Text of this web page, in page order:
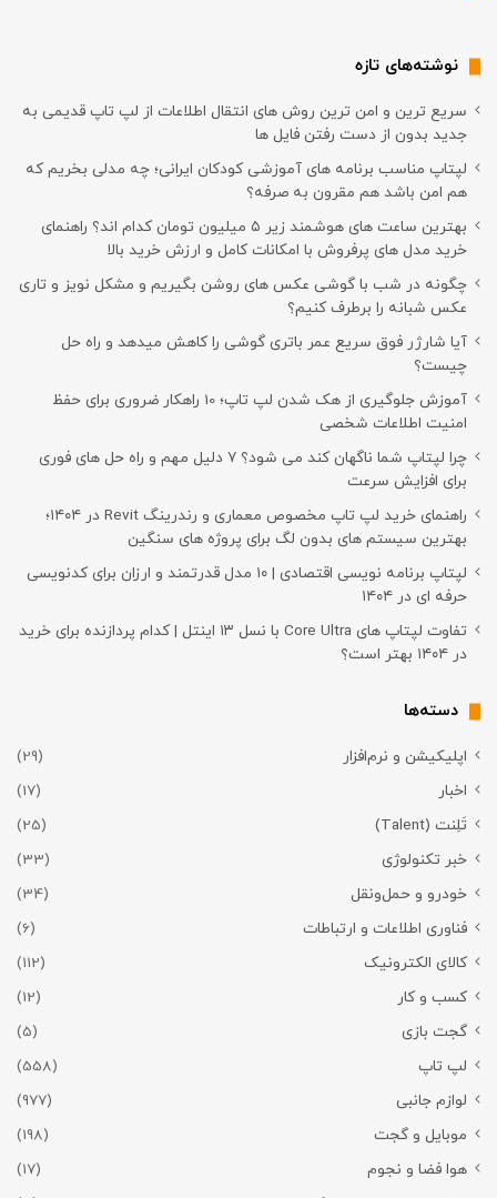
نوشته‌های تازه
سریع ترین و امن ترین روش های انتقال اطلاعات از لپ تاپ قدیمی به
جدید بدون از دست رفتن فایل ها
لپتاپ مناسب برنامه های آموزشی کودکان ایرانی؛ چه مدلی بخریم که
هم امن باشد هم مقرون به صرفه؟
بهترین ساعت های هوشمند زیر ۵ میلیون تومان کدام اند؟ راهنمای
خرید مدل های پرفروش با امکانات کامل و ارزش خرید بالا
چگونه در شب با گوشی عکس های روشن بگیریم و مشکل نویز و تاری
عکس شبانه را برطرف کنیم؟
آیا شارژر فوق سریع عمر باتری گوشی را کاهش میدهد و راه حل
چیست؟
آموزش جلوگیری از هک شدن لپ تاپ؛ 10 راهکار ضروری برای حفظ
امنیت اطلاعات شخصی
چرا لپتاپ شما ناگهان کند می شود؟ ۷ دلیل مهم و راه حل های فوری
برای افزایش سرعت
راهنمای خرید لپ تاپ مخصوص معماری و رندرینگ Revit در ۱۴۰۴؛
بهترین سیستم های بدون لگ برای پروژه های سنگین
لپتاپ برنامه نویسی اقتصادی | ۱۰ مدل قدرتمند و ارزان برای کدنویسی
حرفه ای در ۱۴۰۴
تفاوت لپتاپ های Core Ultra با نسل ۱۳ اینتل | کدام پردازنده برای خرید
در ۱۴۰۴ بهتر است؟
دسته‌ها
اپلیکیشن و نرم‌افزار
(29)
اخبار
(17)
تَلِنت (Talent)
(25)
خبر تکنولوژی
(33)
خودرو و حمل‌و‌نقل
(34)
فناوری اطلاعات و ارتباطات
(6)
کالای الکترونیک
(112)
کسب و کار
(12)
گجت بازی
(5)
لپ تاپ
(558)
لوازم جانبی
(977)
موبایل و گجت
(198)
هوا فضا و نجوم
(17)